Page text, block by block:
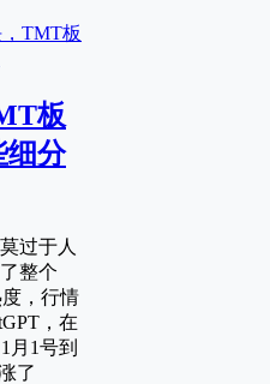
板
细分
过于人
整个
，行情
，在
月1号到
了